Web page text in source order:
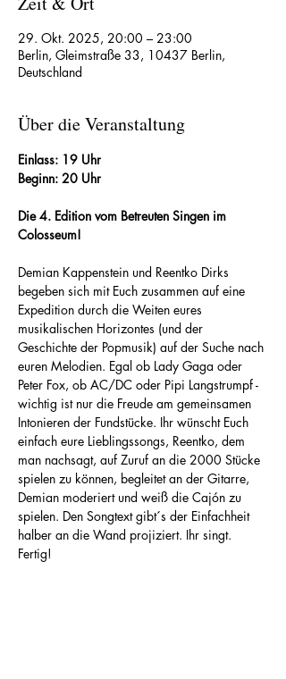
29. Okt. 2025, 20:00 – 23:00
Berlin, Gleimstraße 33, 10437 Berlin,
Deutschland
Über die Veranstaltung
Einlass: 19 Uhr
Beginn: 20 Uhr
Die 4. Edition vom Betreuten Singen im
Colosseum!
Demian Kappenstein und Reentko Dirks
begeben sich mit Euch zusammen auf eine
Expedition durch die Weiten eures
musikalischen Horizontes (und der
Geschichte der Popmusik) auf der Suche nach
euren Melodien. Egal ob Lady Gaga oder
Peter Fox, ob AC/DC oder Pipi Langstrumpf -
wichtig ist nur die Freude am gemeinsamen
Intonieren der Fundstücke. Ihr wünscht Euch
einfach eure Lieblingssongs, Reentko, dem
man nachsagt, auf Zuruf an die 2000 Stücke
spielen zu können, begleitet an der Gitarre,
Demian moderiert und weiß die Cajón zu
spielen. Den Songtext gibt´s der Einfachheit
halber an die Wand projiziert. Ihr singt.
Fertig!